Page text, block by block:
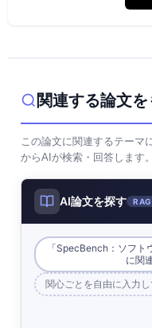
関連する論文
この論文に関連するテーマ
からAIが検索・回答します。
AI論文を探す RAG
「SpecBench：ソフト
に関
関心ごとを自由に入力